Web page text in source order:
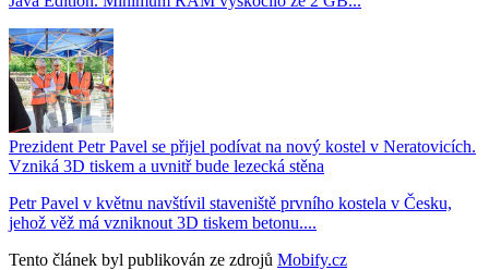
Prezident Petr Pavel se přijel podívat na nový kostel v Neratovicích.
Vzniká 3D tiskem a uvnitř bude lezecká stěna
Petr Pavel v květnu navštívil staveniště prvního kostela v Česku,
jehož věž má vzniknout 3D tiskem betonu....
Tento článek byl publikován ze zdrojů Mobify.cz